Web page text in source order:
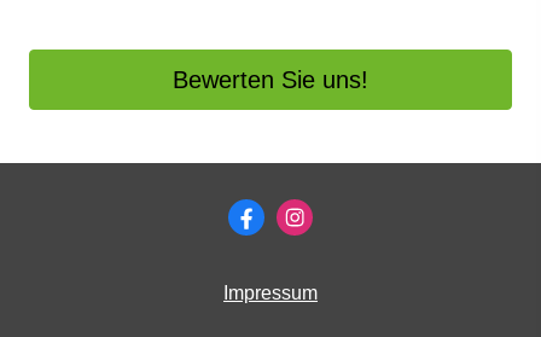
Bewerten Sie uns!
Impressum